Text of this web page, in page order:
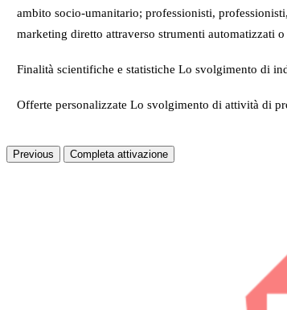
ambito socio-umanitario; professionisti,
marketing diretto attraverso strumenti automatizzati
Finalità scientifiche e statistiche Lo svolgimento di
Offerte personalizzate Lo svolgimento di attività di
Previous Completa attivazione